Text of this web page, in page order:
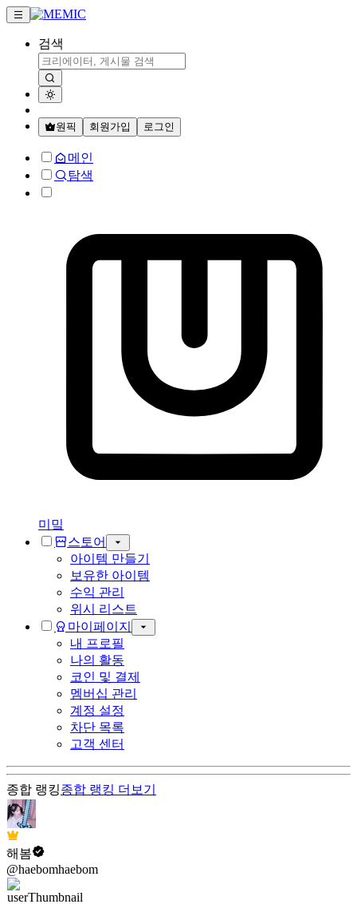
검색
원픽 회원가입 로그인
메인
탐색
미밐
스토어
아이템 만들기
보유한 아이템
수익 관리
위시 리스트
마이페이지
내 프로필
나의 활동
코인 및 결제
멤버십 관리
계정 설정
차단 목록
고객 센터
종합 랭킹종합 랭킹 더보기
해봄
@haebomhaebom